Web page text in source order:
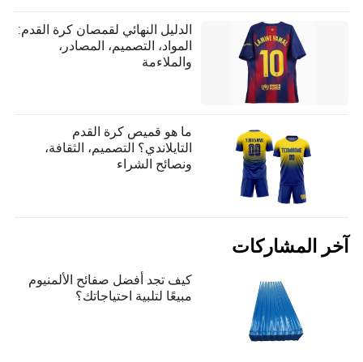
الدليل النهائي لقمصان كرة القدم:
المواد، التصميم، المصادر،
والملاءمة
ما هو قميص كرة القدم
التايلاندي؟ التصميم، الثقافة،
ونصائح الشراء
آخر المشاركات
كيف تجد أفضل صفائح الألمنيوم
مبيعًا لتلبية احتياجاتك؟